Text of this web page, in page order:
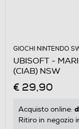
GIOCHI NINTENDO
UBISOFT -
(CIAB) NSW
€ 29,90
Acquisto online:
Ritiro in negozio